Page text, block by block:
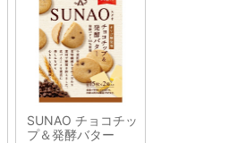
SUNAO チョコチッ
プ＆発酵バター